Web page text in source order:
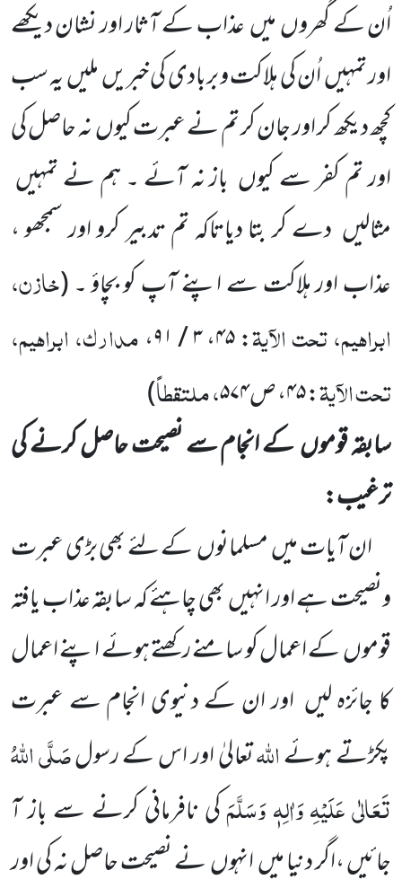
اُن کے گھروںمیںعذاب کے آثار اور نشان دیکھے
اور تمہیںاُن کی ہلاکت و بربادی کی خبریںملیںیہ سب
کچھ دیکھ کر اور جان کر تم نے عبرت کیوںنہ حاصل کی
اور تم کفر سے کیوں باز نہ آئے ۔ ہم نے تمہیں
مثالیں دے کر بتا دیاتاکہ تم تدبیر کرو اور سمجھو ،
عذاب اور ہلاکت سے اپنے آپ کو بچاؤ ۔(خازن،
ابراہیم، تحت الآیۃ:۴۵،۳ / ۹۱ ،مدارک، ابراہیم،
تحت الآیۃ:۴۵، ص۵۷۴، ملتقطاً)
سابقہ قوموںکے انجام سے نصیحت حاصل کرنے کی
ترغیب:
ان آیات میںمسلمانوںکے لئے بھی بڑی عبرت
ونصیحت ہے اور انہیںبھی چاہئے کہ سابقہ عذاب یافتہ
قوموںکے اعمال کو سامنے رکھتے ہوئے اپنے اعمال
کا جائزہ لیں اور ان کے دنیوی انجام سے عبرت
پکڑتے ہوئےاللّٰہتعالیٰ اور اس کے رسولصَلَّی اللّٰہُ
تَعَالٰی عَلَیْہِ وَاٰلِہٖ وَسَلَّمَکی نافرمانی کرنے سے باز آ
جائیں ،اگر دنیا میںانہوںنے نصیحت حاصل نہ کیاور